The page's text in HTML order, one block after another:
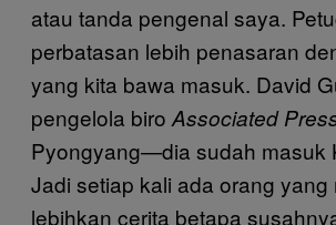
atau tanda pengenal saya.
perbatasan lebih penasaran
yang kita bawa masuk. David
pengelola biro Associated
Pyongyang—dia sudah masuk
Jadi setiap kali ada orang yang
lebihkan cerita betapa